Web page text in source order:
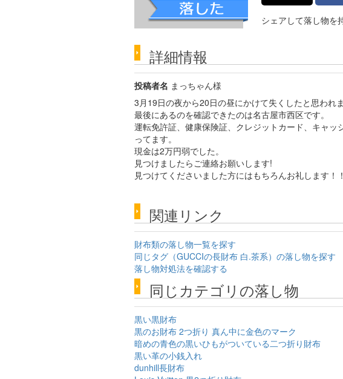
シェアして落し物を
詳細情報
投稿者名 まっちゃん様
3月19日の夜から20日の昼にかけて失くしたと思われま
最後にあるのを確認できたのは名古屋市西区です。
運転免許証、健康保険証、クレジットカード、キャ
ってます。
現金は2万円弱でした。
見つけましたらご連絡お願いします!
見つけてくださいました方にはもちろんお礼します！！
関連リンク
財布類の落し物一覧を探す
同じタグ（GUCCIの長財布 白.茶系）の落し物を探す
落し物対処法を確認する
同じカテゴリの落し物
黒い黒財布
黒のお財布 2つ折り 真ん中に金色のマーク
暗めの青色の黒いひもがついている二つ折り財布
黒い革の小銭入れ
dunhill長財布